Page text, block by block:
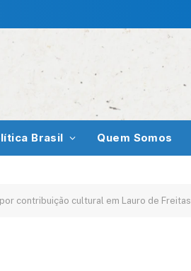
Brasil Quem Somos
contribuição cultural em Lauro de Freitas